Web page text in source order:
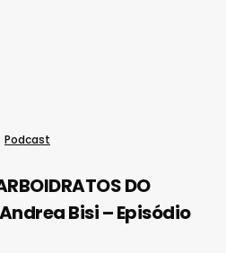
Podcast
DO
Andrea Bisi – Episódio